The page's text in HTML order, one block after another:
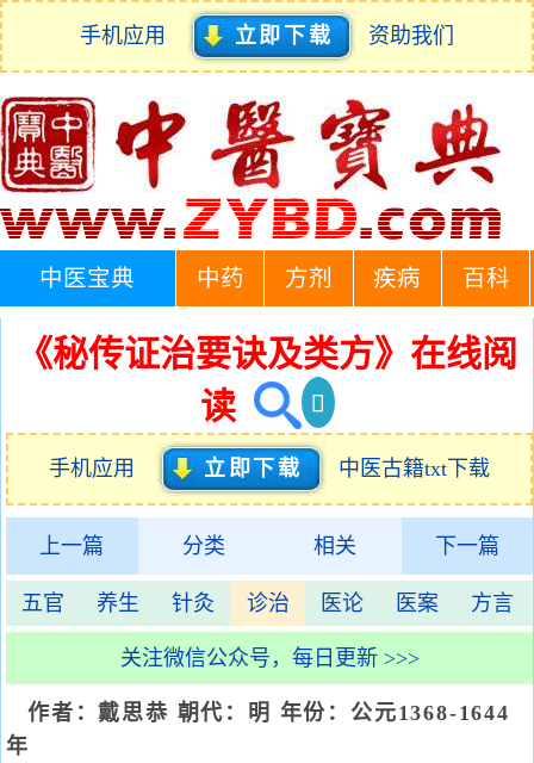
手机应用 立即下载 资助我们
中医宝典 中药 方剂 疾病 百科
《秘传证治要诀及类方》在线阅
读
手机应用 立即下载 中医古籍txt下载
上一篇 分类 相关 下一篇
五官 养生 针灸 诊治 医论 医案 方言
关注微信公众号，每日更新 >>>
作者：戴思恭 朝代：明 年份：公元1368-1644
年